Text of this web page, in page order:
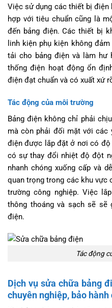
Việc sử dụng các thiết bị
hợp với tiêu chuẩn cũng là
đến bảng điện. Các thiết bị
linh kiện phụ kiện không
tải cho bảng điện và làm hư
thống điện hoạt động ổn
điện đạt chuẩn và có xuất xứ
Tác động của môi trường
Bảng điện không chỉ phải
mà còn phải đối mặt với các
điện được lắp đặt ở nơi có độ
có sự thay đổi nhiệt độ đột
nhanh chóng xuống cấp và
quan trọng trong các khu vực
trường công nghiệp. Việc
thông thoáng và sạch sẽ
điện.
Tác động
Dịch vụ sửa chữa bảng
chuyên nghiệp, bảo hành